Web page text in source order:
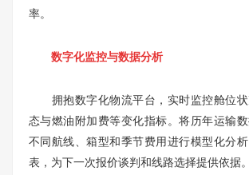
率。
数字化监控与数据分析
拥抱数字化物流平台，实时监控舱位状
态与燃油附加费等变化指标。将历年运输
不同航线、箱型和季节费用进行模型化分
表，为下一次报价谈判和线路选择提供依据。